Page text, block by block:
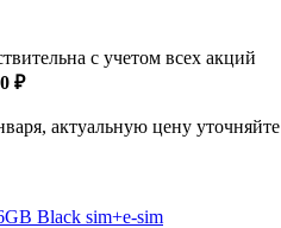
с учетом всех акций
₽
актуальную цену уточняйте
Black sim+e-sim